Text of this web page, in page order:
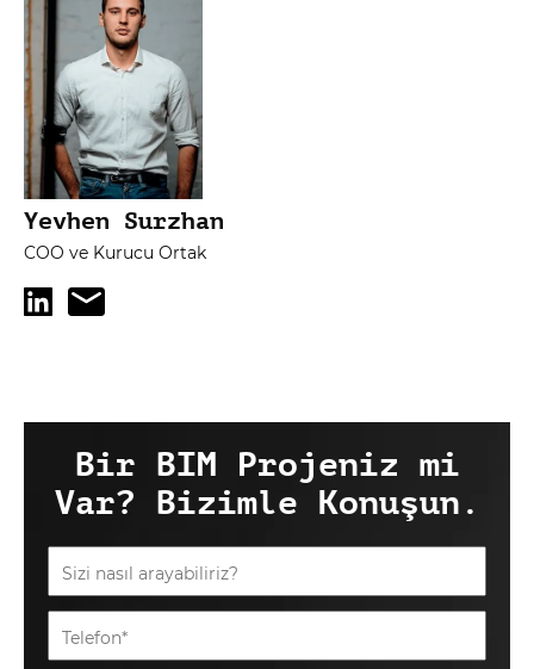
Yevhen Surzhan
COO ve Kurucu Ortak
Bir BIM Projeniz mi
Var? Bizimle Konuşun.